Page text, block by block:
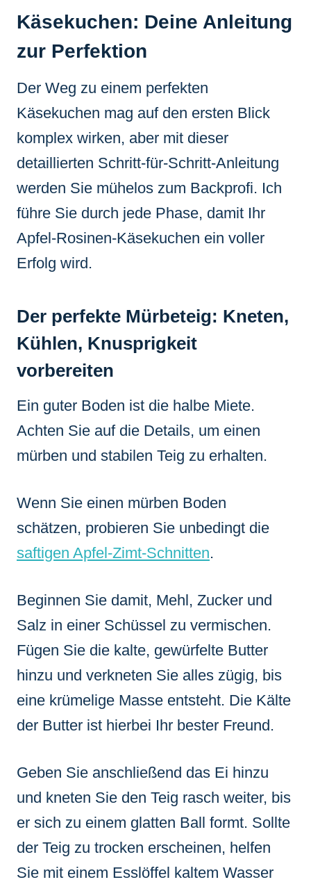
Käsekuchen: Deine Anleitung
zur Perfektion
Der Weg zu einem perfekten
Käsekuchen mag auf den ersten Blick
komplex wirken, aber mit dieser
detaillierten Schritt-für-Schritt-Anleitung
werden Sie mühelos zum Backprofi. Ich
führe Sie durch jede Phase, damit Ihr
Apfel-Rosinen-Käsekuchen ein voller
Erfolg wird.
Der perfekte Mürbeteig: Kneten,
Kühlen, Knusprigkeit
vorbereiten
Ein guter Boden ist die halbe Miete.
Achten Sie auf die Details, um einen
mürben und stabilen Teig zu erhalten.
Wenn Sie einen mürben Boden
schätzen, probieren Sie unbedingt die
saftigen Apfel-Zimt-Schnitten.
Beginnen Sie damit, Mehl, Zucker und
Salz in einer Schüssel zu vermischen.
Fügen Sie die kalte, gewürfelte Butter
hinzu und verkneten Sie alles zügig, bis
eine krümelige Masse entsteht. Die Kälte
der Butter ist hierbei Ihr bester Freund.
Geben Sie anschließend das Ei hinzu
und kneten Sie den Teig rasch weiter, bis
er sich zu einem glatten Ball formt. Sollte
der Teig zu trocken erscheinen, helfen
Sie mit einem Esslöffel kaltem Wasser